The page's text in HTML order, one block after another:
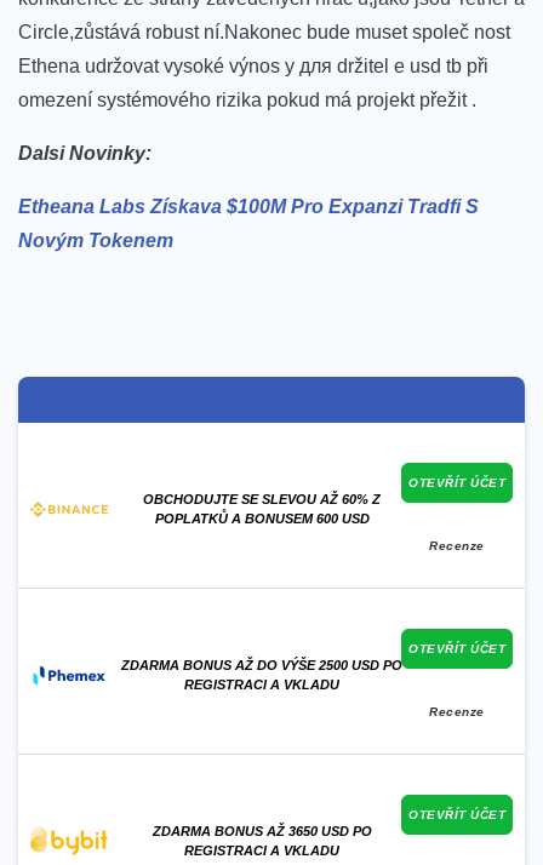
Circle,zůstává robust ní.Nakonec bude muset společ nost
Еthеna udržovat vysoké⁢ výnos y для držitel е usd tb při
⁣omezení systémového rizika pokud má projekt ⁤přežit ⁤.
Dalsi ​Novinky:
Etheana Labs ⁤Získava $100M Pro Expanzi Tradfi S
Novým Tokenem
OBCHODUJTE SE SLEVOU AŽ 60% Z
POPLATKŮ A BONUSEM 600 USD
OTEVŘÍT ÚČET
Recenze
ZDARMA BONUS AŽ DO VÝŠE 2500 USD PO
REGISTRACI A VKLADU
OTEVŘÍT ÚČET
Recenze
ZDARMA BONUS AŽ 3650 USD PO
REGISTRACI A VKLADU
OTEVŘÍT ÚČET